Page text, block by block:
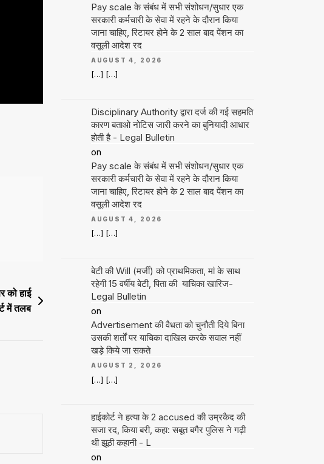
को हाई
में तलब
Pay scale के संबंध में सभी संशोधन/सुधार एक
सरकारी कर्मचारी के सेवा में रहने के दौरान किया
जाना चाहिए, रिटायर होने के 2 साल बाद पेंशन का
वसूली आदेश रद
AUGUST 4, 2026
[…] […]
Disciplinary Authority द्वारा दर्ज की गई सहमति
कारण बताओ नोटिस जारी करने का बुनियादी आधार
होती है - Legal Bulletin
on
Pay scale के संबंध में सभी संशोधन/सुधार एक
सरकारी कर्मचारी के सेवा में रहने के दौरान किया
जाना चाहिए, रिटायर होने के 2 साल बाद पेंशन का
वसूली आदेश रद
AUGUST 4, 2026
[…] […]
बेटी की Will (मर्जी) को प्राथमिकता, मां के साथ
रहेगी 15 वर्षीय बेटी, पिता की याचिका खारिज-
Legal Bulletin
on
Advertisement की वैधता को चुनौती दिये बिना
उसकी शर्तों पर याचिका दाखिल करके सवाल नहीं
खड़े किये जा सकते
AUGUST 2, 2026
[…] […]
हाईकोर्ट ने हत्या के 2 accused की उम्रकैद की
सजा रद, किया बरी, कहा: सबूत बगैर पुलिस ने गढ़ी
थी झूठी कहानी - L
on